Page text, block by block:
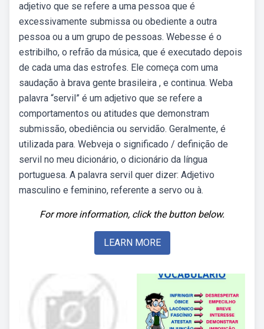
adjetivo que se refere a uma pessoa que é
excessivamente submissa ou obediente a outra
pessoa ou a um grupo de pessoas. Webesse é o
estribilho, o refrão da música, que é executado depois
de cada uma das estrofes. Ele começa com uma
saudação à brava gente brasileira , e continua. Weba
palavra “servil” é um adjetivo que se refere a
comportamentos ou atitudes que demonstram
submissão, obediência ou servidão. Geralmente, é
utilizada para. Webveja o significado / definição de
servil no meu dicionário, o dicionário da língua
portuguesa. A palavra servil quer dizer: Adjetivo
masculino e feminino, referente a servo ou à.
For more information, click the button below.
LEARN MORE